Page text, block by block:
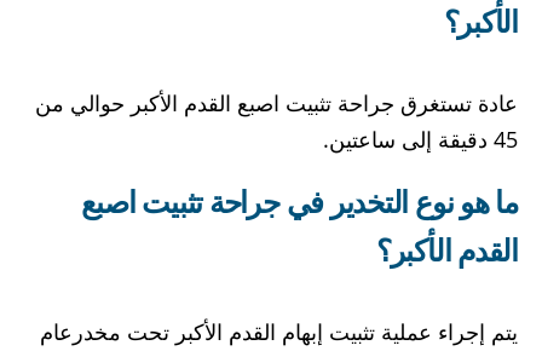
الأكبر؟
عادة تستغرق جراحة تثبيت اصبع القدم الأكبر حوالي من
45 دقيقة إلى ساعتين.
ما هو نوع التخدير في جراحة تثبيت اصبع
القدم الأكبر؟
يتم إجراء عملية تثبيت إبهام القدم الأكبر تحت مخدرعام